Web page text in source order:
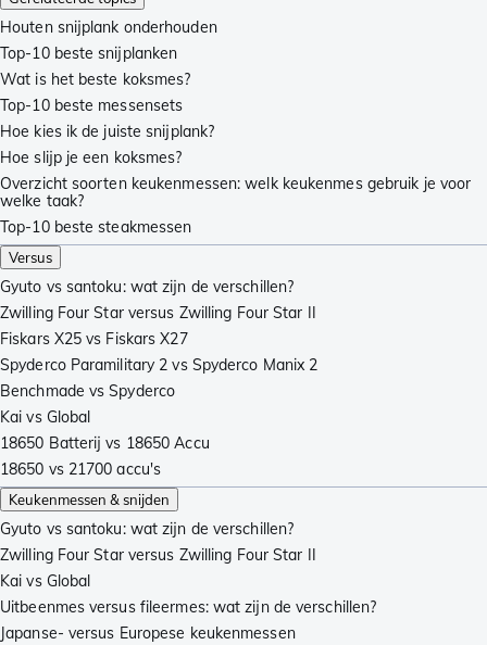
Houten snijplank onderhouden
Top-10 beste snijplanken
Wat is het beste koksmes?
Top-10 beste messensets
Hoe kies ik de juiste snijplank?
Hoe slijp je een koksmes?
Overzicht soorten keukenmessen: welk keukenmes gebruik je voor
welke taak?
Top-10 beste steakmessen
Versus
Gyuto vs santoku: wat zijn de verschillen?
Zwilling Four Star versus Zwilling Four Star II
Fiskars X25 vs Fiskars X27
Spyderco Paramilitary 2 vs Spyderco Manix 2
Benchmade vs Spyderco
Kai vs Global
18650 Batterij vs 18650 Accu
18650 vs 21700 accu's
Keukenmessen & snijden
Gyuto vs santoku: wat zijn de verschillen?
Zwilling Four Star versus Zwilling Four Star II
Kai vs Global
Uitbeenmes versus fileermes: wat zijn de verschillen?
Japanse- versus Europese keukenmessen